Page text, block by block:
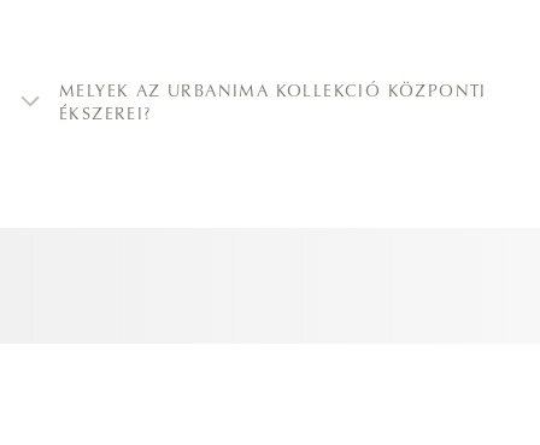
MELYEK AZ URBANIMA KOLLEKCIÓ KÖZPONTI
ÉKSZEREI?